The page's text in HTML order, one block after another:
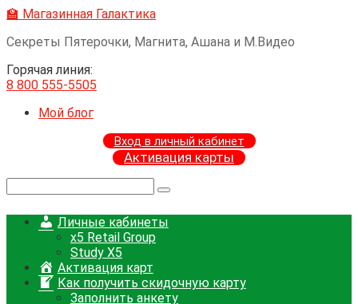
Перейти
контенту
🏫 Магазинная Галактика
Секреты Пятерочки, Магнита, Ашана и М.Видео
Горячая линия:
8 800 555-5505
Мой блог
Вход в личный кабинет
Активация карты
Личные кабинеты
x5 Retail Group
Study X5
Активация карт
Как получить скидочную карту
Заполнить анкету